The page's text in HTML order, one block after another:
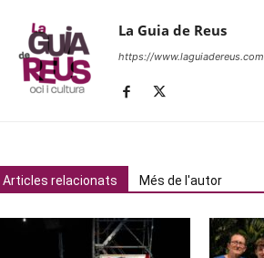
La Guia de Reus
https://www.laguiadereus.com
Articles relacionats Més de l'autor